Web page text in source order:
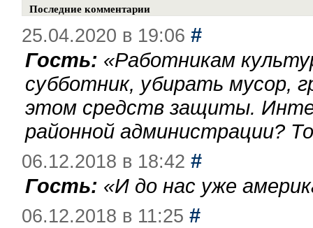
Последние комментарии
25.04.2020 в 19:06 #
Гость: «Работникам
субботник, убирать мусор,
этом средств защиты.
районной администрации?
06.12.2018 в 18:42 #
Гость: «И до нас уже
06.12.2018 в 11:25 #